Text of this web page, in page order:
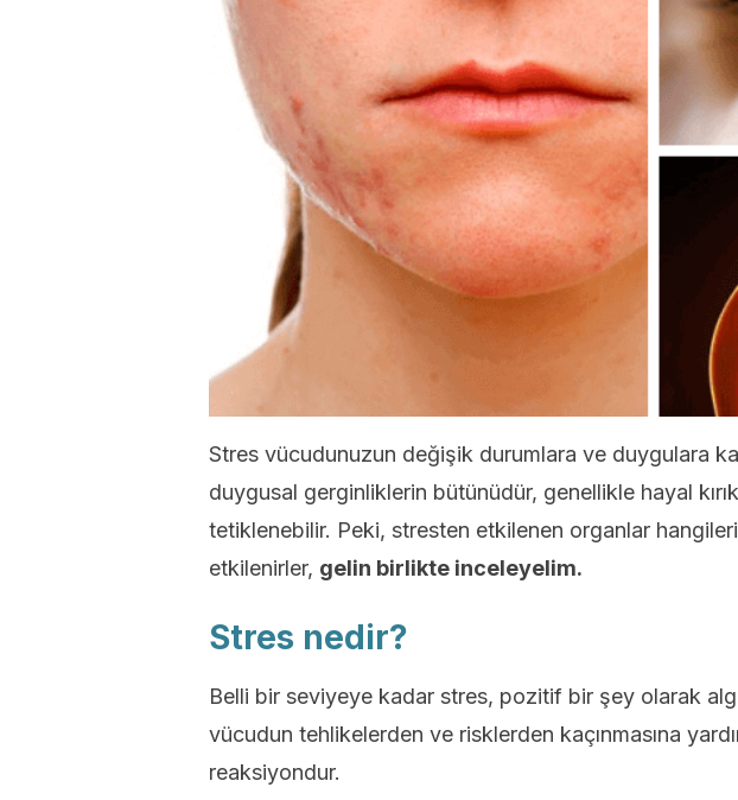
Stres vücudunuzun değişik durumlara ve duygulara
duygusal gerginliklerin bütünüdür, genellikle hayal
tetiklenebilir. Peki, stresten etkilenen organlar
etkilenirler, gelin birlikte inceleyelim.
Stres nedir?
Belli bir seviyeye kadar stres, pozitif bir şey olarak
vücudun tehlikelerden ve risklerden kaçınmasına
reaksiyondur.